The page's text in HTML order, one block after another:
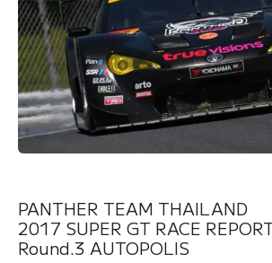
PANTHER TEAM THAILAND
2017 SUPER GT RACE
Round.3 AUTOPOLIS